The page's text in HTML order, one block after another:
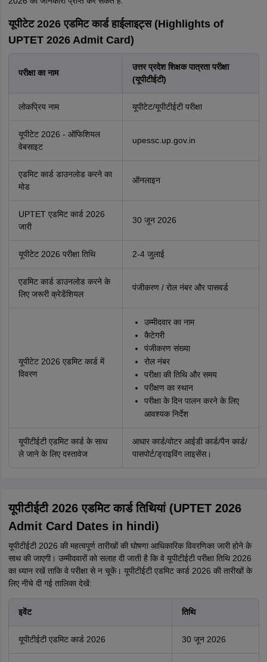
यूपीटेट 2026 एडमिट कार्ड हाईलाइट्स (Highlights of
UPTET 2026 Admit Card)
परीक्षा का नाम
उत्तर प्रदेश शिक्षक पात्रता परीक्षा
(यूपीटीईटी)
लोकप्रिय नाम यूपीटेट/यूपीटीईटी परीक्षा
यूपीटेट 2026 - ऑफिशियल
वेबसाइट
upessc.up.gov.in
एडमिट कार्ड डाउनलोड करने का
मोड
ऑनलाइन
UPTET एडमिट कार्ड 2026
जारी
30 जून 2026
यूपीटेट 2026 परीक्षा तिथि 2-4 जुलाई
एडमिट कार्ड डाउनलोड करने के
लिए जरूरी क्रेडेंशियल
पंजीकरण / रोल नंबर और पासवर्ड
यूपीटेट 2026 एडमिट कार्ड में
विवरण
उम्मीदवार का नाम
कैटेगरी
पंजीकरण संख्या
रोल नंबर
परीक्षा की तिथि और समय
परीक्षण का स्थान
परीक्षा के दिन पालन करने के लिए
आवश्यक निर्देश
यूपीटीईटी एडमिट कार्ड के साथ
ले जाने के लिए दस्तावेज
आधार कार्ड/वोटर आईडी कार्ड/पैन कार्ड/
पासपोर्ट/ड्राइविंग लाइसेंस।
यूपीटीईटी 2026 एडमिट कार्ड तिथियां (UPTET 2026
Admit Card Dates in hindi)
यूपीटीईटी 2026 की महत्वपूर्ण तारीखों की घोषणा आधिकारिक विवरणिका जारी होने के
साथ की जाएगी। उम्मीदवारों को सलाह दी जाती है कि वे यूपीटीईटी परीक्षा तिथि 2026
का ध्यान रखें ताकि वे परीक्षा से न चूकें। यूपीटीईटी एडमिट कार्ड 2026 की तारीखों के
लिए नीचे दी गई तालिका देखें:
इवेंट तिथि
यूपीटीईटी एडमिट कार्ड 2026 30 जून 2026